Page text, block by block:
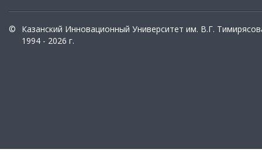
©
Казанский Инновационный Университет им. В.Г.
1994 - 2026 г.